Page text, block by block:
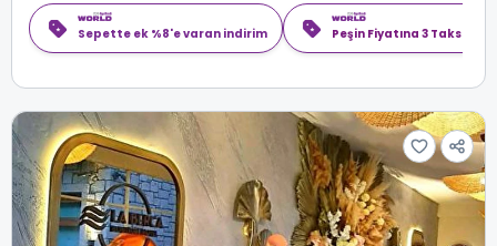
Sepette ek %8'e varan indirim Peşin Fiyatına 3 Taksit